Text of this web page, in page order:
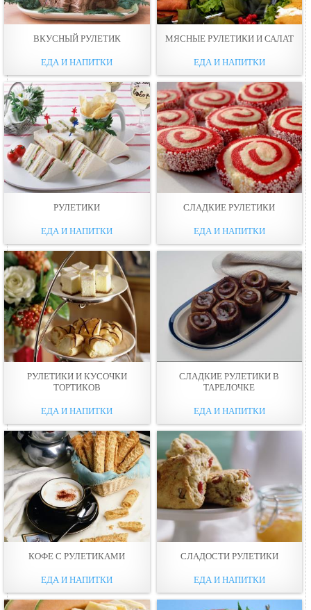
ВКУСНЫЙ РУЛЕТИК
ЕДА И НАПИТКИ
МЯСНЫЕ РУЛЕТИКИ И САЛАТ
ЕДА И НАПИТКИ
РУЛЕТИКИ
ЕДА И НАПИТКИ
СЛАДКИЕ РУЛЕТИКИ
ЕДА И НАПИТКИ
РУЛЕТИКИ И КУСОЧКИ
ТОРТИКОВ
ЕДА И НАПИТКИ
СЛАДКИЕ РУЛЕТИКИ В
ТАРЕЛОЧКЕ
ЕДА И НАПИТКИ
КОФЕ С РУЛЕТИКАМИ
ЕДА И НАПИТКИ
СЛАДОСТИ РУЛЕТИКИ
ЕДА И НАПИТКИ